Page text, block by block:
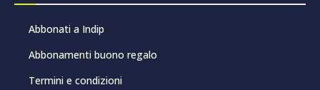
Abbonati a Indip
Abbonamenti buono regalo
Termini e condizioni